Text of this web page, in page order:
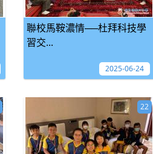
聯校馬鞍濃情──杜拜科技學
習交...
2025-06-24
22